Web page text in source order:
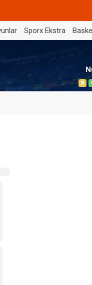
Sporx Ekstra
B